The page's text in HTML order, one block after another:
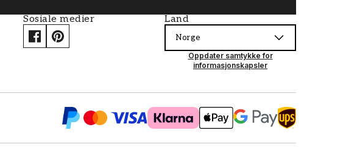
Sosiale medier Land
Norge
Oppdater samtykke for
informasjonskapsler